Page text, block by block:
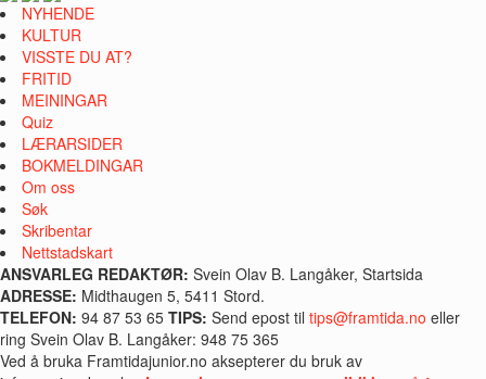
NYHENDE
KULTUR
VISSTE DU AT?
FRITID
MEININGAR
Quiz
LÆRARSIDER
BOKMELDINGAR
Om oss
Søk
Skribentar
Nettstadskart
ANSVARLEG REDAKTØR: Svein Olav B. Langåker, Startsida
ADRESSE: Midthaugen 5, 5411 Stord.
TELEFON: 94 87 53 65 TIPS: Send epost til tips@framtida.no eller
ring Svein Olav B. Langåker: 948 75 365
Ved å bruka Framtidajunior.no aksepterer du bruk av